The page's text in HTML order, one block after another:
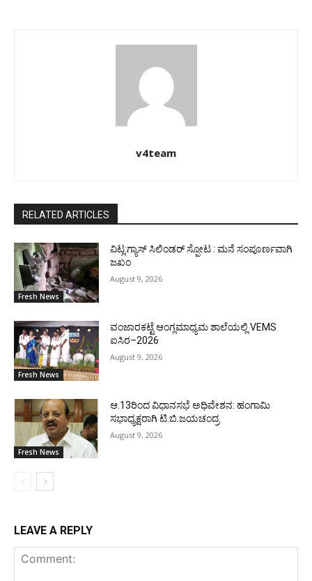
v4team
RELATED ARTICLES
Fresh News
ವಿಟ್ಲ:ಗ್ಯಾಸ್ ಸಿಲಿಂಡರ್ ಸ್ಪೋಟ : ಮನೆ ಸಂಪೂರ್ಣವಾಗಿ
ಜಖಂ
August 9, 2026
Fresh News
ವಂಜಾರಕಟ್ಟೆ ಆಂಗ್ಲಮಾಧ್ಯಮ ಶಾಲೆಯಲ್ಲಿ VEMS
ಐಸಿರ–2026
August 9, 2026
Fresh News
ಆ.13ರಿಂದ ವಿಧಾನಸಭೆ ಅಧಿವೇಶನ: ಹಂಗಾಮಿ
ಸಭಾಧ್ಯಕ್ಷರಾಗಿ ಟಿ.ಬಿ.ಜಯಚಂದ್ರ
August 9, 2026
LEAVE A REPLY